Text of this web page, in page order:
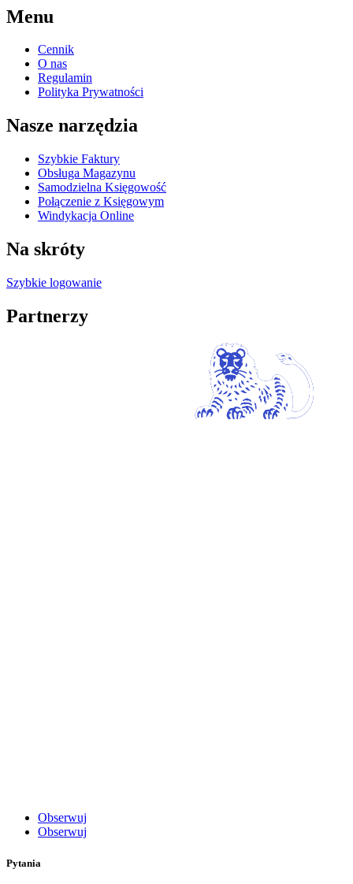
Menu
Cennik
O nas
Regulamin
Polityka Prywatności
Nasze narzędzia
Szybkie Faktury
Obsługa Magazynu
Samodzielna Księgowość
Połączenie z Księgowym
Windykacja Online
Na skróty
Szybkie logowanie
Partnerzy
Obserwuj
Obserwuj
Pytania